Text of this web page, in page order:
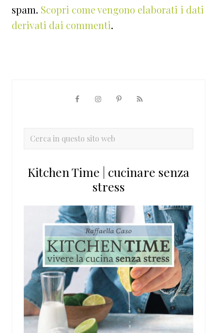
spam. Scopri come vengono elaborati i dati
derivati dai commenti.
primaria
Cerca
sito
Kitchen Time | cucinare senza
stress